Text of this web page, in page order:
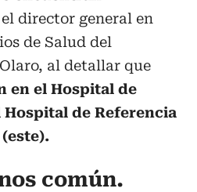
director general en
de Salud del
al detallar que
en el Hospital de
Hospital de Referencia
común.